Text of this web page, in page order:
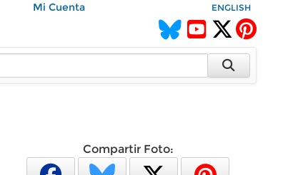
Mi Cuenta ENGLISH
Compartir Foto: